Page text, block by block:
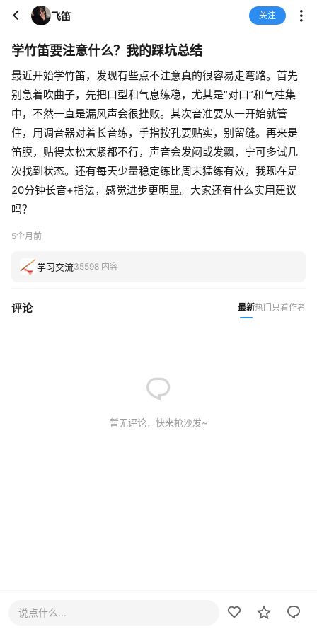
飞笛 关注
学竹笛要注意什么？我的踩坑总结
最近开始学竹笛，发现有些点不注意真的很容易走弯路。首先
别急着吹曲子，先把口型和气息练稳，尤其是“对口”和气柱集
中，不然一直是漏风声会很挫败。其次音准要从一开始就管
住，用调音器对着长音练，手指按孔要贴实，别留缝。再来是
笛膜，贴得太松太紧都不行，声音会发闷或发飘，宁可多试几
次找到状态。还有每天少量稳定练比周末猛练有效，我现在是
20分钟长音+指法，感觉进步更明显。大家还有什么实用建议
吗？
5个月前
学习交流35598 内容
评论 最新热门 只看作者
暂无评论，快来抢沙发~
说点什么...